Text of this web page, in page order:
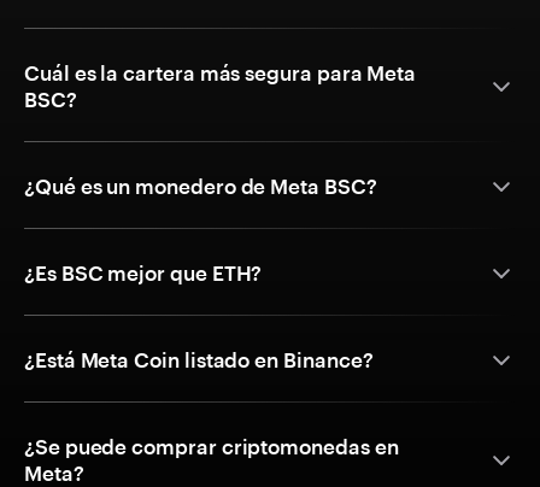
Cuál es la cartera más segura para Meta
BSC?
¿Qué es un monedero de Meta BSC?
¿Es BSC mejor que ETH?
¿Está Meta Coin listado en Binance?
¿Se puede comprar criptomonedas en
Meta?